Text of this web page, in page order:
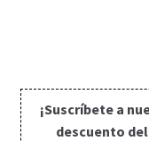
Productos
¡Suscríbete a
descuento del